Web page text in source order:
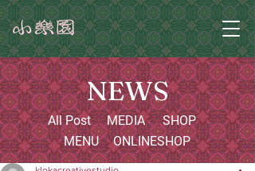
NEWS
All Post
MENU
MEDIA
SHOP
ONLINESHOP